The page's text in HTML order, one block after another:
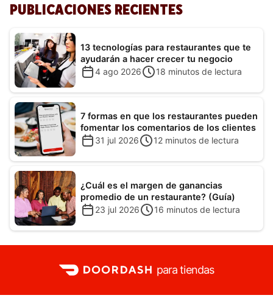
PUBLICACIONES RECIENTES
13 tecnologías para restaurantes que te
ayudarán a hacer crecer tu negocio
4 ago 2026
18 minutos de lectura
7 formas en que los restaurantes pueden
fomentar los comentarios de los clientes
31 jul 2026
12 minutos de lectura
¿Cuál es el margen de ganancias
promedio de un restaurante? (Guía)
23 jul 2026
16 minutos de lectura
para tiendas